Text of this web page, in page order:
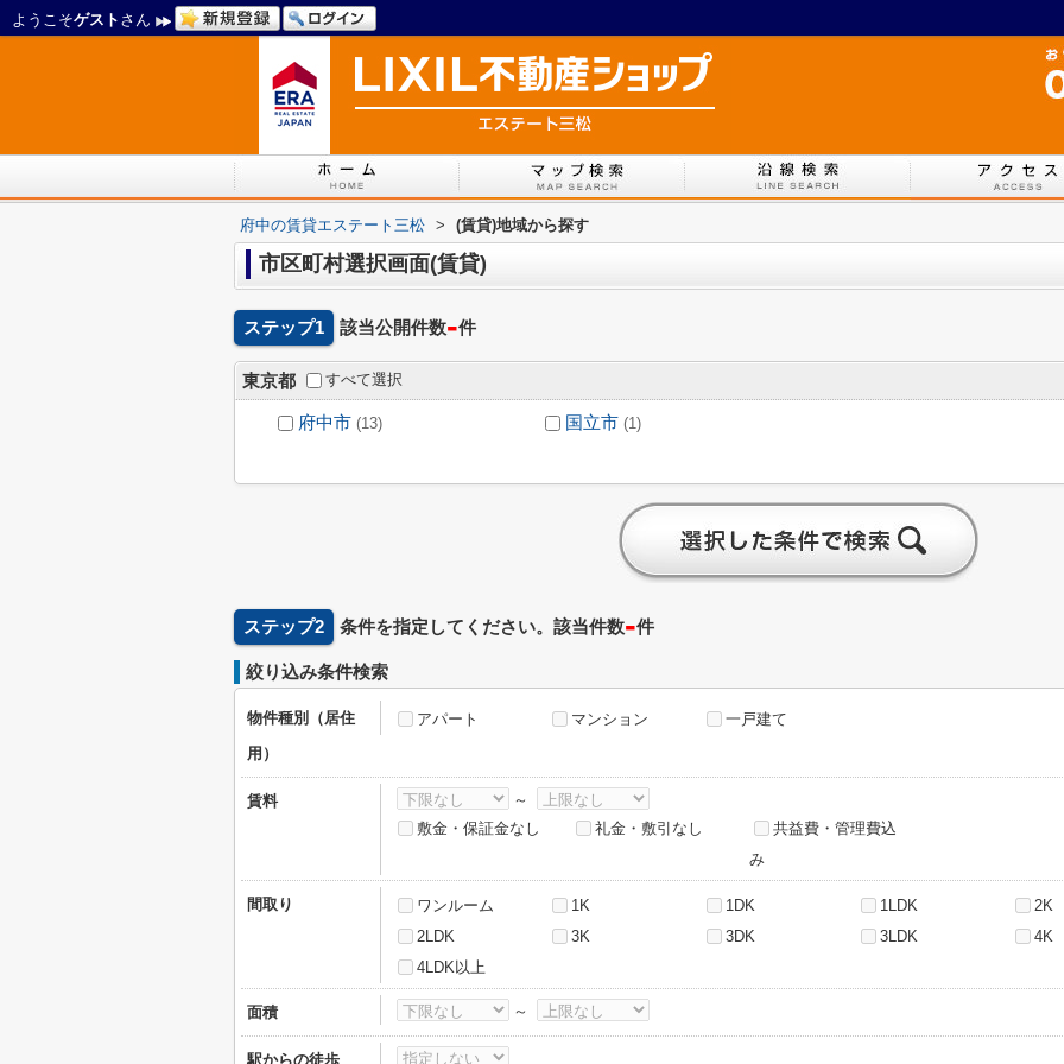
ようこそゲスト さん
府中の賃貸エステート三松 > (賃貸)地域から探す
市区町村選択画面(賃貸)
ステップ1 該当公開件数-件
東京都 すべて選択
府中市 (13) 国立市 (1)
ステップ2 条件を指定してください。該当件数-件
絞り込み条件検索
物件種別（居住
用）
アパート マンション 一戸建て
賃料
～
敷金・保証金なし
礼金・敷引なし
共益費・管理費込
み
間取り ワンルーム 1K 1DK 1LDK 2K
2LDK
3K 3DK 3LDK 4K
4LDK以上
面積 ～
駅からの徒歩